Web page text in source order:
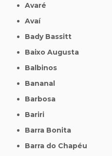
Avaré
Avaí
Bady Bassitt
Baixo Augusta
Balbinos
Bananal
Barbosa
Bariri
Barra Bonita
Barra do Chapéu